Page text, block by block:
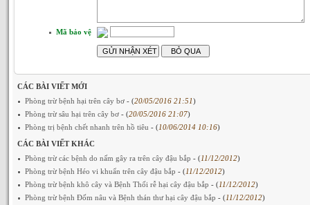
Mã bảo vệ
CÁC BÀI VIẾT MỚI
Phòng trừ bệnh hại trên cây bơ - (20/05/2016 21:51)
Phòng trừ sâu hại trên cây bơ - (20/05/2016 21:07)
Phòng trị bệnh chết nhanh trên hồ tiêu - (10/06/2014 10:16)
CÁC BÀI VIẾT KHÁC
Phòng trừ các bệnh do nấm gây ra trên cây đậu bắp - (11/12/2012)
Phòng trừ bệnh Héo vi khuẩn trên cây đậu bắp - (11/12/2012)
Phòng trừ bệnh khô cây và Bệnh Thối rễ hại cây đậu bắp - (11/12/2012)
Phòng trừ bệnh Đốm nâu và Bệnh thán thư hại cây đậu bắp - (11/12/2012)